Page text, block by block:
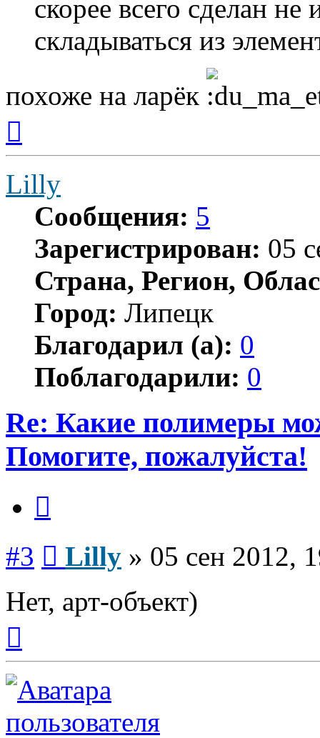
скорее всего сделан
складываться из
похоже на ларёк
началу
Lilly
Сообщения: 5
Зарегистрирован: 05
Страна, Регион,
Город: Липецк
Благодарил (а): 0
Поблагодарили: 0
Re: Какие полимеры
Помогите, пожалуйста!
#3 Lilly » 05 сен 2012,
Нет, арт-объект)
началу